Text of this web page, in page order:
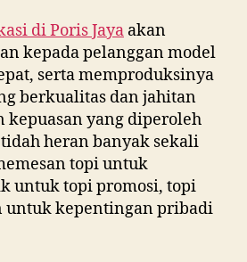
diPoris Jaya akan
kepada pelanggan model
serta memproduksinya
berkualitas dan jahitan
kepuasan yang diperoleh
heran banyak sekali
topi untuk
untuk topi promosi, topi
untuk kepentingan pribadi